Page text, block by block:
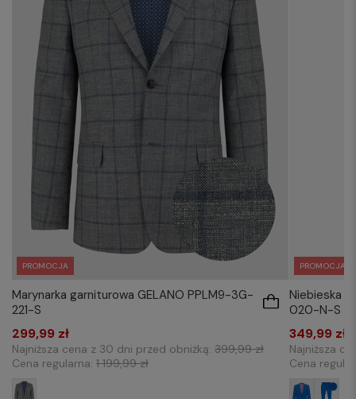
PROMOCJA
Marynarka garniturowa GELANO PPLM9-3G-
221-S
299,99 zł
Najniższa cena z 30 dni przed obniżką: 399,99 zł
Cena regularna: 1 199,99 zł
PROMOCJA
Niebieska
020-N-S
349,99 zł
Najniższa
Cena